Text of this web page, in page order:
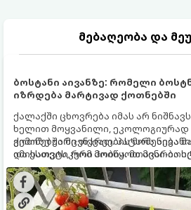
მებაღეობა და
ბოსტანი აივანზე: რომელი
იზრდება მარტივად ქოთნებში
ქალაქში ცხოვრება იმას არ
ხელით მოყვანილი,
გემოზე უარი თქვათ. პატარა
იმისათვის, რომ მოიწყოთ მინი-
ყოველდღიურად ახალ, არომატულ
ბოსტნეულს მოკრეფთ.
ქოთნებში მცენარეების მოშენება
და ესთეტიკური ჰობია. მთავარია
კულტურები ეგუებიან ქოთნის
და როგორ მოუაროთ მათ სწორად.